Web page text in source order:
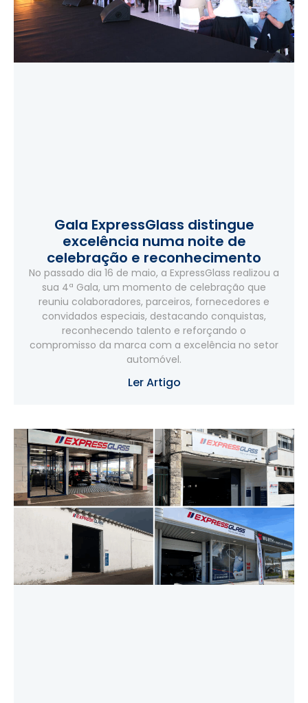
Gala ExpressGlass distingue
excelência numa noite de
celebração e reconhecimento
No passado dia 16 de maio, a ExpressGlass realizou a
sua 4ª Gala, um momento de celebração que
reuniu colaboradores, parceiros, fornecedores e
convidados especiais, destacando conquistas,
reconhecendo talento e reforçando o
compromisso da marca com a excelência no setor
automóvel.
Ler Artigo